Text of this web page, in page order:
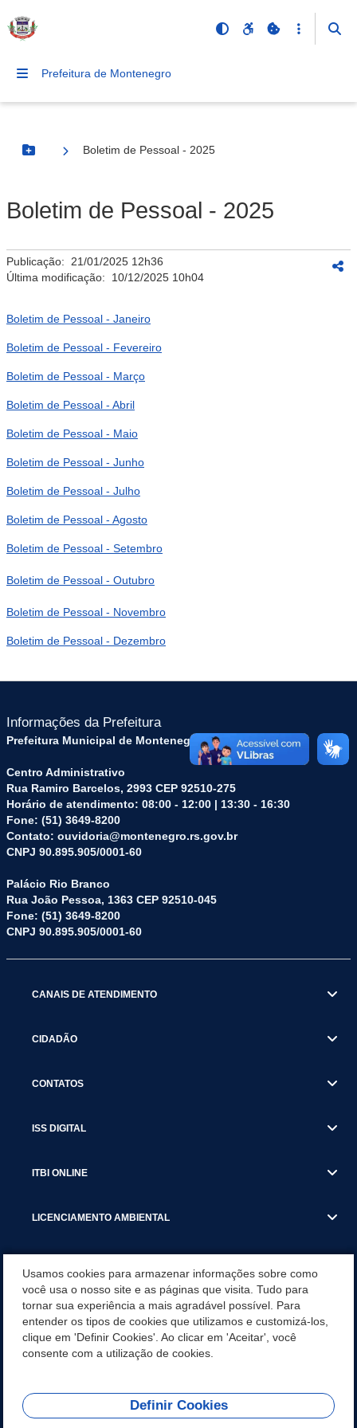
Prefeitura de Montenegro
Botão Menu
Boletim de Pessoal - 2025
Boletim de Pessoal - 2025
Publicação: 21/01/2025 12h36
Última modificação: 10/12/2025 10h04
Boletim de Pessoal - Janeiro
Boletim de Pessoal - Fevereiro
Boletim de Pessoal - Março
Boletim de Pessoal - Abril
Boletim de Pessoal - Maio
Boletim de Pessoal - Junho
Boletim de Pessoal - Julho
Boletim de Pessoal - Agosto
Boletim de Pessoal - Setembro
Boletim de Pessoal - Outubro
Boletim de Pessoal - Novembro
Boletim de Pessoal - Dezembro
Informações da Prefeitura
Prefeitura Municipal de Montenegro (RS)
Centro Administrativo
Rua Ramiro Barcelos, 2993 CEP 92510-275
Horário de atendimento: 08:00 - 12:00 | 13:30 - 16:30
Fone: (51) 3649-8200
Contato: ouvidoria@montenegro.rs.gov.br
CNPJ 90.895.905/0001-60
Palácio Rio Branco
Rua João Pessoa, 1363 CEP 92510-045
Fone: (51) 3649-8200
CNPJ 90.895.905/0001-60
CANAIS DE ATENDIMENTO
CIDADÃO
CONTATOS
ISS DIGITAL
ITBI ONLINE
LICENCIAMENTO AMBIENTAL
SERVIÇOS
SERVIÇOS DO DEPARTAMENTO DE RECEITA MUNICIPAL
REDES SOCIAIS
Usamos cookies para armazenar informações sobre como
você usa o nosso site e as páginas que visita. Tudo para
tornar sua experiência a mais agradável possível. Para
entender os tipos de cookies que utilizamos e customizá-los,
clique em 'Definir Cookies'. Ao clicar em 'Aceitar', você
consente com a utilização de cookies.
Definir Cookies